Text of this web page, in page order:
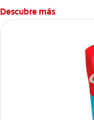
Descubre más